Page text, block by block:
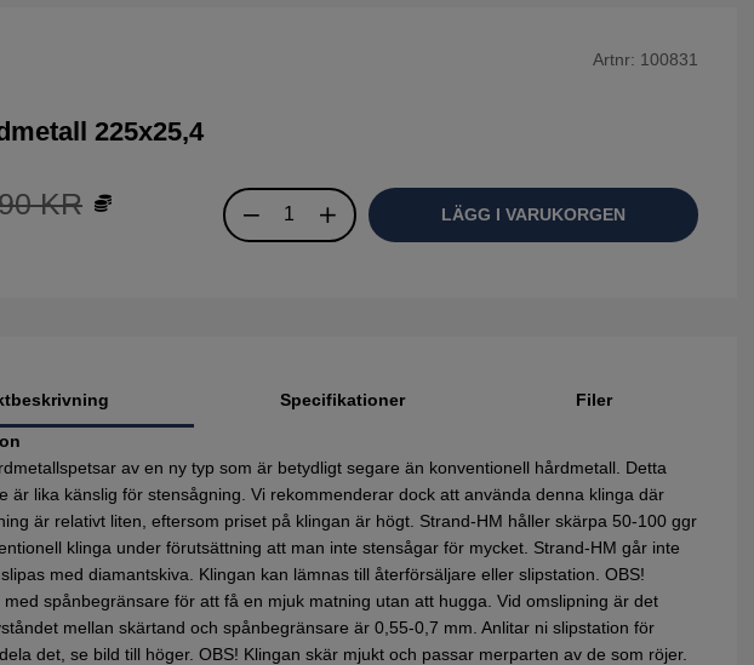
Artnr: 100831
225x25,4
KR LÄGG I VARUKORGEN
av en ny typ som är betydligt segare än konventionell hårdmetall. Detta
är lika känslig för stensågning. Vi rekommenderar dock att använda denna klinga där
är relativt liten, eftersom priset på klingan är högt. Strand-HM håller skärpa 50-100 ggr
klinga under förutsättning att man inte stensågar för mycket. Strand-HM går inte
med diamantskiva. Klingan kan lämnas till återförsäljare eller slipstation. OBS!
spånbegränsare för att få en mjuk matning utan att hugga. Vid omslipning är det
mellan skärtand och spånbegränsare är 0,55-0,7 mm. Anlitar ni slipstation för
det, se bild till höger. OBS! Klingan skär mjukt och passar merparten av de som röjer.
Specifikationer Filer